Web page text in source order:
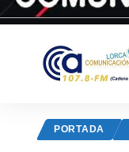
PORTADA